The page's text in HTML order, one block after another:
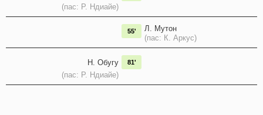
(пас: Р. Ндиайе)
Л. Мутон
(пас: К. Аркус)
55'
Н. Обугу
(пас: Р. Ндиайе)
81'